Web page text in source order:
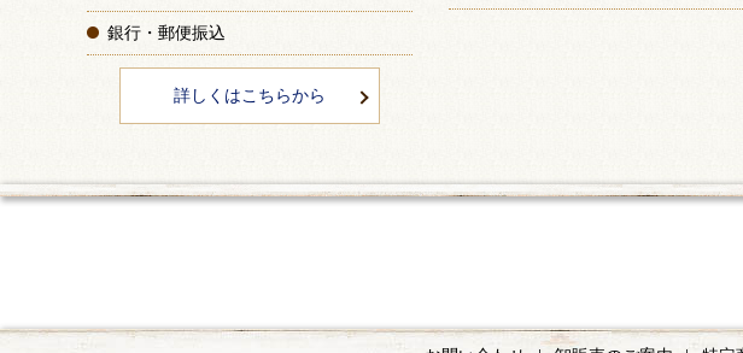
銀行・郵便振込
詳しくはこちらから